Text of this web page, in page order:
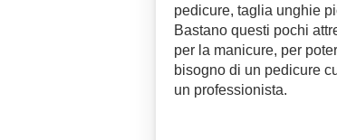
pedicure, taglia unghie
Bastano questi pochi
per la manicure, per
bisogno di un pedicure
un professionista.